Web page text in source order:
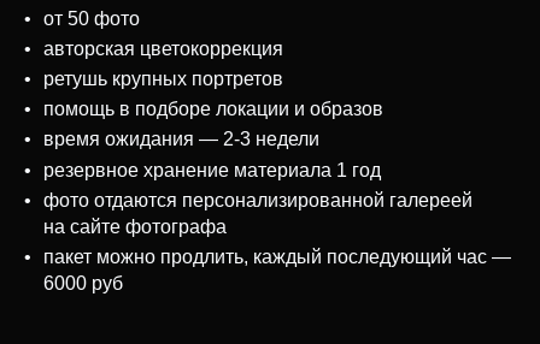
от 50 фото
авторская цветокоррекция
ретушь крупных портретов
помощь в подборе локации и образов
время ожидания — 2-3 недели
резервное хранение материала 1 год
фото отдаются персонализированной галереей
на сайте фотографа
пакет можно продлить, каждый последующий час —
6000 руб